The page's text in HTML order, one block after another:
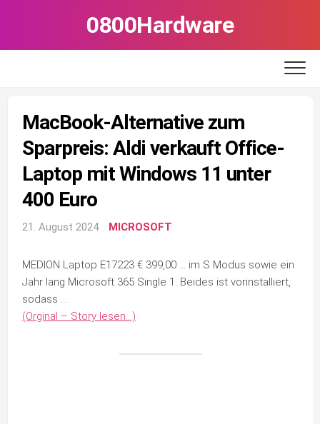
0800Hardware
MacBook-Alternative zum
Sparpreis: Aldi verkauft Office-
Laptop mit Windows 11 unter
400 Euro
21. August 2024 MICROSOFT
MEDION Laptop E17223 € 399,00 … im S Modus sowie ein
Jahr lang Microsoft 365 Single 1. Beides ist vorinstalliert,
sodass …
(Orginal – Story lesen…)